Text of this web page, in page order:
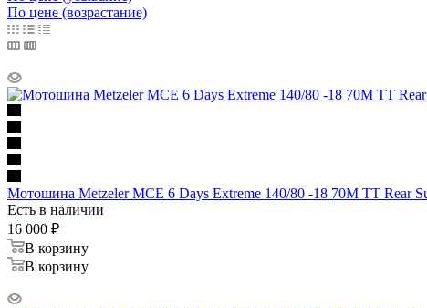
По цене (возрастание)
Мотошина Metzeler MCE 6 Days Extreme 140/80 -18 70M TT Rear
Есть в наличии
16 000 ₽
В корзину
В корзину